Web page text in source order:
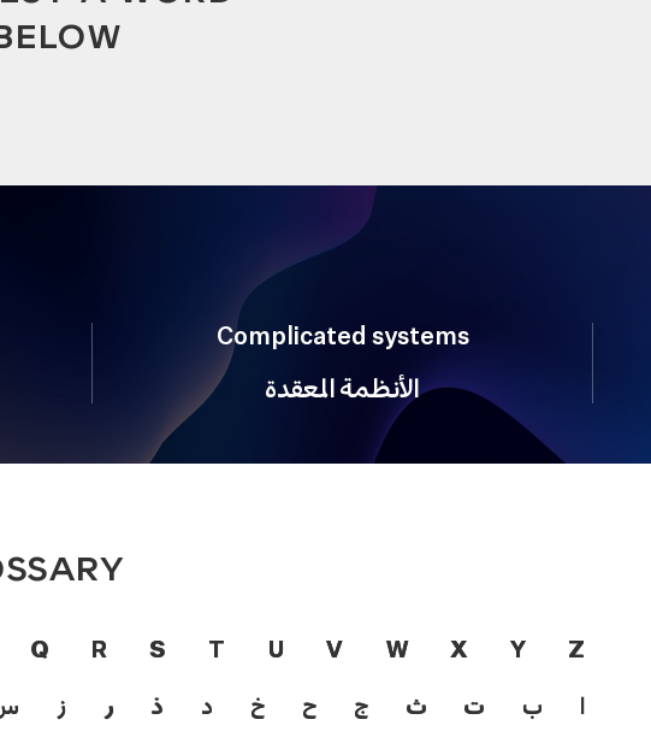
Complicated systems
الأنظمة المعقدة
Q R S T U V W X Y Z
ا ب ت ث ج ح خ د ذ ر ز